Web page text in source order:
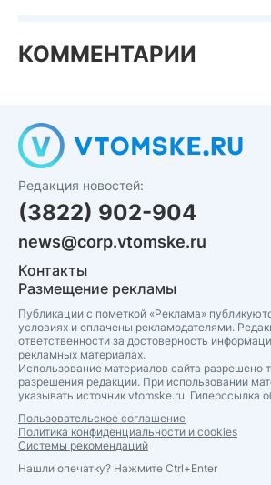
КОММЕНТАРИИ
Редакция новостей:
(3822) 902-904
news@corp.vtomske.ru
Контакты
Размещение рекламы
Публикации с пометкой «Реклама»
условиях и оплачены рекламодателями.
ответственности за достоверность
рекламных материалах.
Использование материалов сайта разрешено
разрешения редакции. При использовании
указывать источник vtomske.ru. Гиперссылка
Пользовательское соглашение
Политика конфиденциальности и cookies
Системы рекомендаций
Нашли опечатку? Нажмите Ctrl+Enter